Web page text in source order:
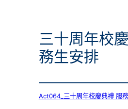
學校通告
三十周年校
務生安排
Act064_三十周年校慶典禮 服